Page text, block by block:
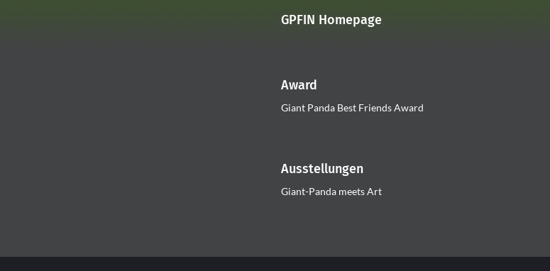
GPFIN Homepage
Award
Giant Panda Best Friends Award
Ausstellungen
Giant-Panda meets Art